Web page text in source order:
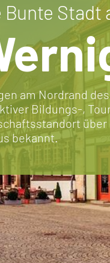
Bunte Stadt
am Nordrand
Bildungs-,
über
bekannt.